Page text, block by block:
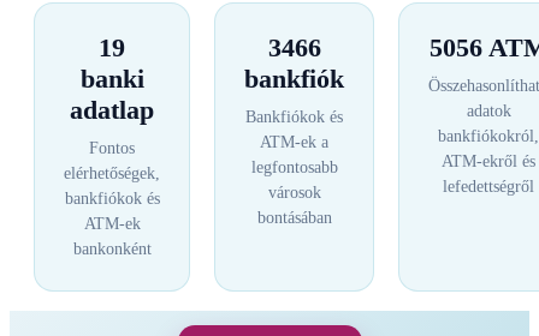
19
banki
adatlap
Fontos
elérhetőségek,
bankfiókok és
ATM-ek
bankonként
3466
bankfiók
Bankfiókok és
ATM-ek a
legfontosabb
városok
bontásában
5056
adatok
bankfiókokról,
ATM-ekről és
lefedettségről